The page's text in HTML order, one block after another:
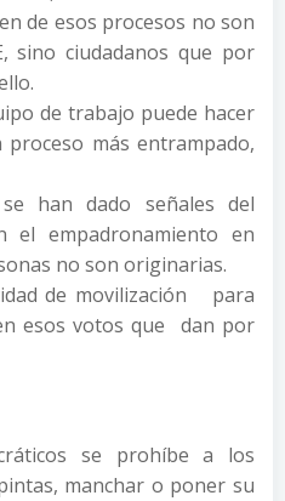
de esos procesos no son
sino ciudadanos que por
de trabajo puede hacer
más entrampado,
han dado señales del
el empadronamiento en
no son originarias.
de movilización para
esos votos que dan por
se prohíbe a los
manchar o poner su